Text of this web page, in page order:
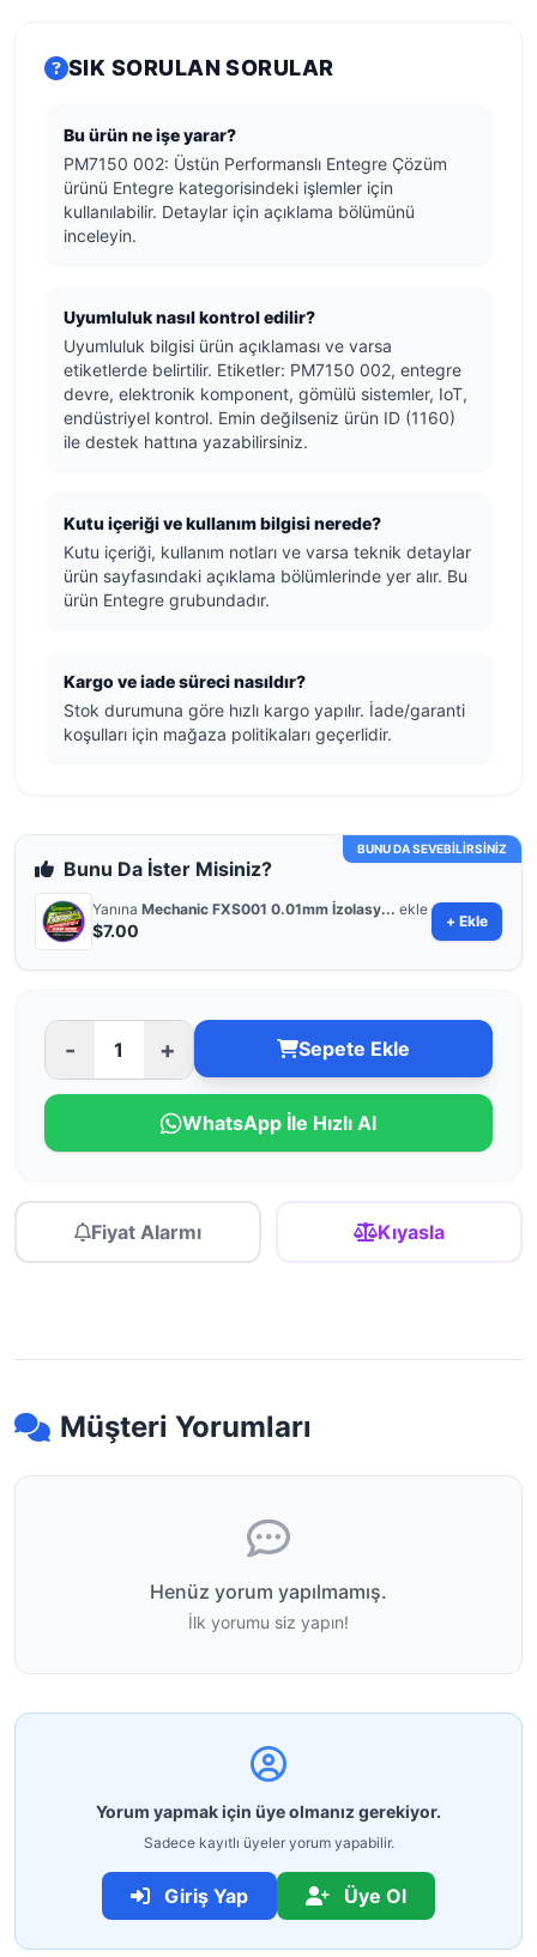
SIK SORULAN SORULAR
Bu ürün ne işe yarar?
PM7150 002: Üstün Performanslı Entegre Çözüm
ürünü Entegre kategorisindeki işlemler için
kullanılabilir. Detaylar için açıklama bölümünü
inceleyin.
Uyumluluk nasıl kontrol edilir?
Uyumluluk bilgisi ürün açıklaması ve varsa
etiketlerde belirtilir. Etiketler: PM7150 002, entegre
devre, elektronik komponent, gömülü sistemler, IoT,
endüstriyel kontrol. Emin değilseniz ürün ID (1160)
ile destek hattına yazabilirsiniz.
Kutu içeriği ve kullanım bilgisi nerede?
Kutu içeriği, kullanım notları ve varsa teknik detaylar
ürün sayfasındaki açıklama bölümlerinde yer alır. Bu
ürün Entegre grubundadır.
Kargo ve iade süreci nasıldır?
Stok durumuna göre hızlı kargo yapılır. İade/garanti
koşulları için mağaza politikaları geçerlidir.
BUNU DA SEVEBİLİRSİNİZ
Bunu Da İster Misiniz?
Yanına Mechanic FXS001 0.01mm İzolasy... ekle
$7.00 + Ekle
- + Sepete Ekle
WhatsApp İle Hızlı Al
Fiyat Alarmı Kıyasla
Müşteri Yorumları
Henüz yorum yapılmamış.
İlk yorumu siz yapın!
Yorum yapmak için üye olmanız gerekiyor.
Sadece kayıtlı üyeler yorum yapabilir.
Giriş Yap Üye Ol